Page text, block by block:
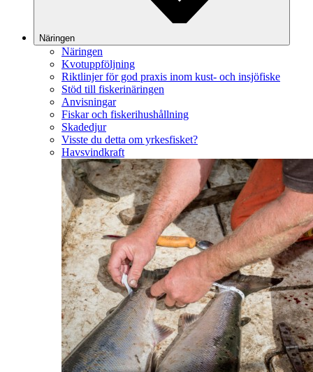
Näringen
Näringen
Kvotuppföljning
Riktlinjer för god praxis inom kust- och insjöfiske
Stöd till fiskerinäringen
Anvisningar
Fiskar och fiskerihushållning
Skadedjur
Visste du detta om yrkesfisket?
Havsvindkraft